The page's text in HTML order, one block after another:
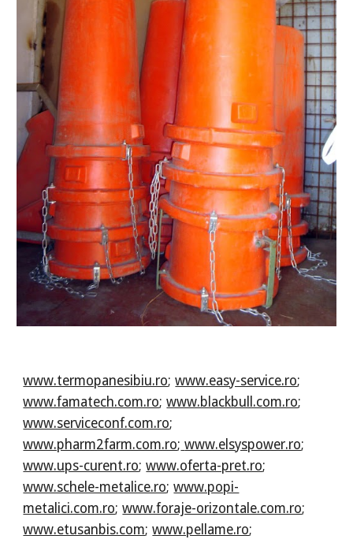
www.termopanesibiu.ro;www.easy-service.ro;
www.famatech.com.ro;www.blackbull.com.ro;
www.serviceconf.com.ro;
www.pharm2farm.com.ro; www.elsyspower.ro;
www.ups-curent.ro;www.oferta-pret.ro;
www.schele-metalice.ro;www.popi-
metalici.com.ro;www.foraje-orizontale.com.ro;
www.etusanbis.com;www.pellame.ro;